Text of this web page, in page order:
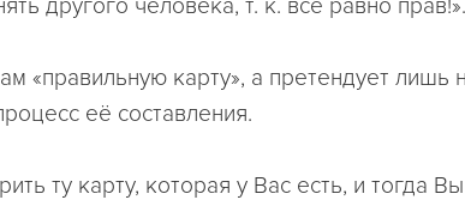
другого человека, т. к. всё равно прав!».
«правильную карту», а претендует лишь
её составления.
ту карту, которая у Вас есть, и тогда